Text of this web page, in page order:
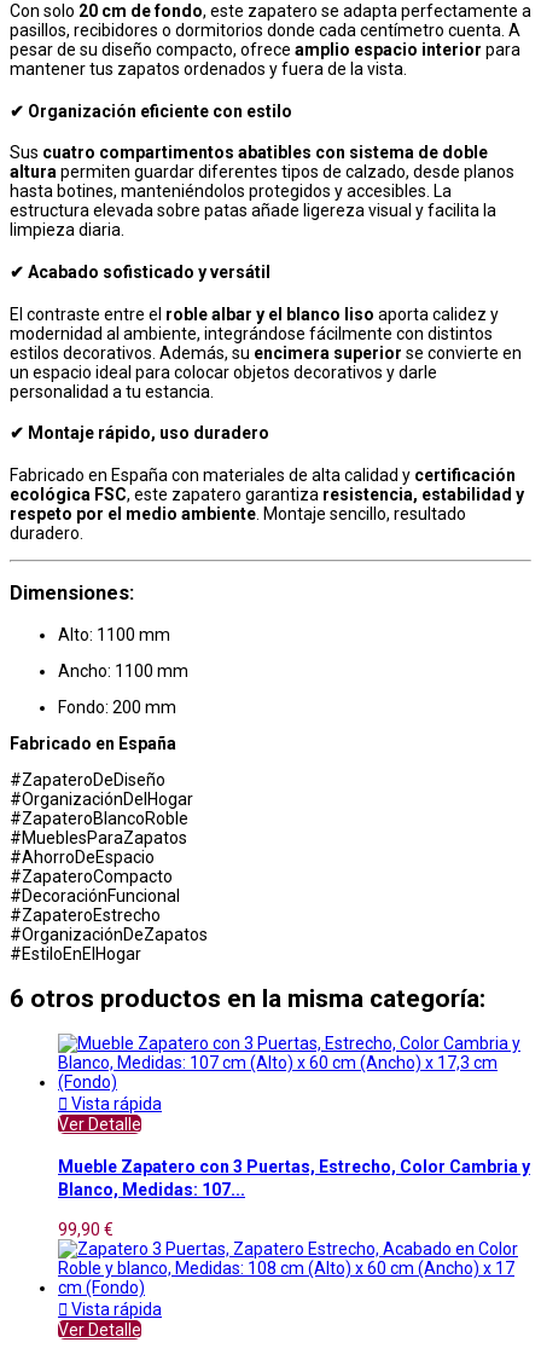
Con solo 20 cm de fondo, este zapatero se adapta perfectamente a
pasillos, recibidores o dormitorios donde cada centímetro cuenta. A
pesar de su diseño compacto, ofrece amplio espacio interior para
mantener tus zapatos ordenados y fuera de la vista.
✔ Organización eficiente con estilo
Sus cuatro compartimentos abatibles con sistema de doble
alturapermiten guardar diferentes tipos de calzado, desde planos
hasta botines, manteniéndolos protegidos y accesibles. La
estructura elevada sobre patas añade ligereza visual y facilita la
limpieza diaria.
✔ Acabado sofisticado y versátil
El contraste entre el roble albar y el blanco liso aporta calidez y
modernidad al ambiente, integrándose fácilmente con distintos
estilos decorativos. Además, su encimera superior se convierte en
un espacio ideal para colocar objetos decorativos y darle
personalidad a tu estancia.
✔ Montaje rápido, uso duradero
Fabricado en España con materiales de alta calidad y certificación
ecológica FSC, este zapatero garantiza resistencia, estabilidad y
respeto por el medio ambiente . Montaje sencillo, resultado
duradero.
Dimensiones:
Alto: 1100 mm
Ancho: 1100 mm
Fondo: 200 mm
Fabricado en España
#ZapateroDeDiseño
#OrganizaciónDelHogar
#ZapateroBlancoRoble
#MueblesParaZapatos
#AhorroDeEspacio
#ZapateroCompacto
#DecoraciónFuncional
#ZapateroEstrecho
#OrganizaciónDeZapatos
#EstiloEnElHogar
6 otros productos en la misma categoría:
 Vista rápida
Ver Detalle
Mueble Zapatero con 3 Puertas, Estrecho, Color Cambria y
Blanco, Medidas: 107...
99,90 €
 Vista rápida
Ver Detalle